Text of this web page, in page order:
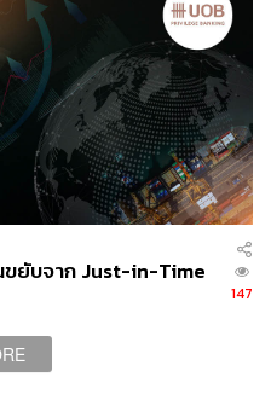
ขยับจาก Just-in-Time
147